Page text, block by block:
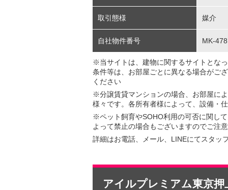
取引態様 媒介
自社物件番号 MK-478
※当サイトは、建物に関するサイトとな
条件等は、お部屋ごとに異なる場合がご
ください
※分譲賃貸マンションの場合、お部屋に
様々です。各所有者様によって、設備・
※ペット飼育やSOHO利用の可否に関し
よって禁止の場合もございますのでご注
詳細はお電話、メール、LINEにてスタッ
アイルプレミアム東京